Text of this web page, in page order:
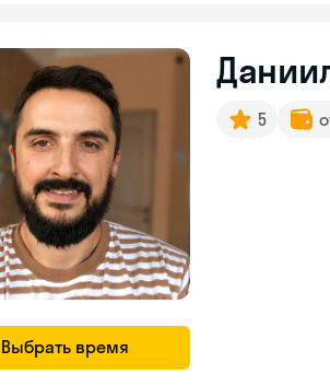
Выбрать время
5